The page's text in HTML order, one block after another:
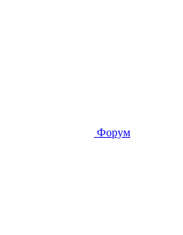
Форум